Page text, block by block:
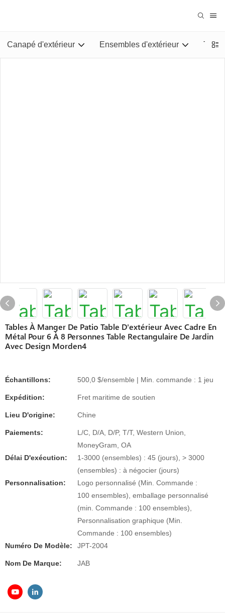
Canapé d'extérieur Ensembles d'extérieur
Tables À Manger De Patio Table D'extérieur Avec Cadre En
Métal Pour 6 À 8 Personnes Table Rectangulaire De Jardin
Avec Design Morden4
Échantillons: 500,0 $/ensemble | Min. commande : 1 jeu
Expédition: Fret maritime de soutien
Lieu D'origine: Chine
Paiements:
L/C, D/A, D/P, T/T, Western Union,
MoneyGram, OA
Délai D'exécution:
1-3000 (ensembles) : 45 (jours), > 3000
(ensembles) : à négocier (jours)
Personnalisation:
Logo personnalisé (Min. Commande :
100 ensembles), emballage personnalisé
(min. Commande : 100 ensembles),
Personnalisation graphique (Min.
Commande : 100 ensembles)
Numéro De Modèle:
JPT-2004
Nom De Marque: JAB